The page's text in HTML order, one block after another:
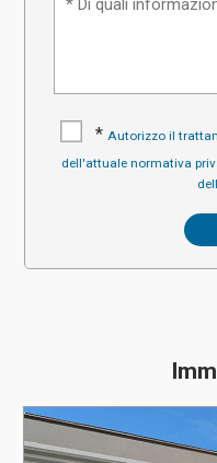
* Autorizzo il
dell'attuale normativa